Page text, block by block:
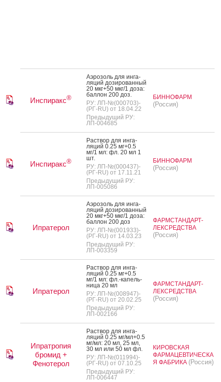
Инспиракс®
А­эро­золь для ин­га­
ляций до­зиро­ван­ный
20 мкг+50 мкг/1 до­за:
бал­лон 200 доз.
РУ: ЛП-№(000703)-
(РГ-RU) от 18.04.22
Предыдущий РУ:
ЛП-004685
БИННОФАРМ
(Россия)
Инспиракс®
Рас­твор для ин­га­
ляций 0.25 мг+0.5
мг/1 мл: фл. 20 мл 1
шт.
РУ: ЛП-№(000437)-
(РГ-RU) от 17.11.21
Предыдущий РУ:
ЛП-005086
БИННОФАРМ
(Россия)
Ипратерол
А­эро­золь для ин­га­
ляций до­зиро­ван­ный
20 мкг+50 мкг/1 до­за:
бал­лон 200 доз
РУ: ЛП-№(001933)-
(РГ-RU) от 14.03.23
Предыдущий РУ:
ЛП-003359
ФАРМСТАНДАРТ-
ЛЕКСРЕДСТВА
(Россия)
Ипратерол
Рас­твор для ин­га­
ляций 0.25 мг+0.5
мг/1 мл: фл.-ка­пель­
ни­ца 20 мл
РУ: ЛП-№(008947)-
(РГ-RU) от 20.02.25
Предыдущий РУ:
ЛП-002166
ФАРМСТАНДАРТ-
ЛЕКСРЕДСТВА
(Россия)
Ипратропия
бромид +
Фенотерол
Рас­твор для ин­га­
ляций 0.25 мг/мл+0.5
мг/мл: 20 мл, 25 мл,
30 мл или 50 мл фл.
РУ: ЛП-№(011994)-
(РГ-RU) от 07.10.25
Предыдущий РУ:
ЛП-006447
КИРОВСКАЯ
ФАРМАЦЕВТИЧЕСКА
Я ФАБРИКА (Россия)